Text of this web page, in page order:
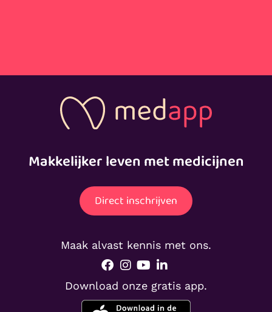
Makkelijker leven met medicijnen
Direct inschrijven
Maak alvast kennis met ons.
Download onze gratis app.